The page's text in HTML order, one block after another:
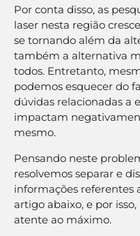
Por conta disso, as
laser nesta região
se tornando além da
também a alternativa
todos. Entretanto,
podemos esquecer do
dúvidas relacionadas a
impactam
mesmo.
Pensando neste
resolvemos separar e
informações referentes
artigo abaixo, e por
atente ao máximo.